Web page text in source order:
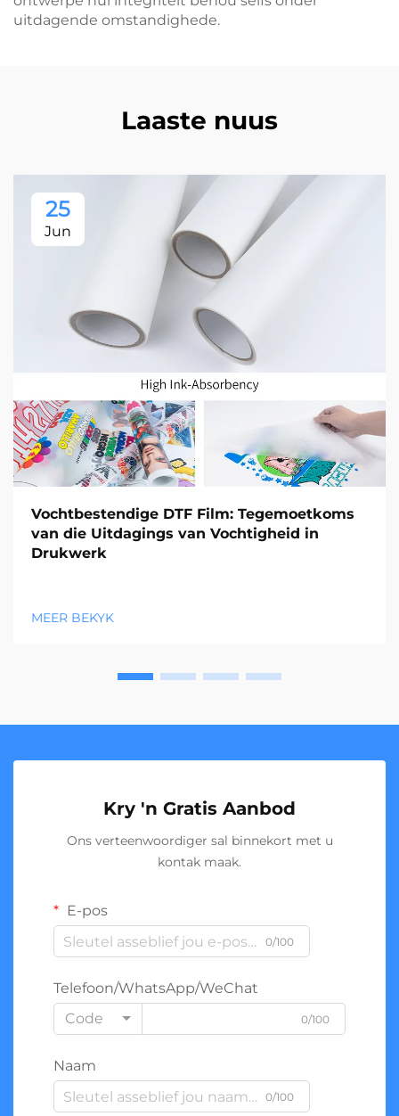
uitdagende omstandighede.
Laaste nuus
25
Jun
Vochtbestendige DTF Film: Tegemoetkoms
van die Uitdagings van Vochtigheid in
Drukwerk
MEER BEKYK
Kry 'n Gratis Aanbod
Ons verteenwoordiger sal binnekort met u
kontak maak.
E-pos
0/100
Telefoon/WhatsApp/WeChat
Code
0/100
Naam
0/100